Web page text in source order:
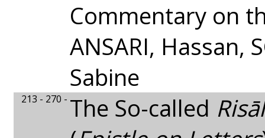
Commentary on
ANSARI, Hassan,
Sabine
213 - 270 - The So-called